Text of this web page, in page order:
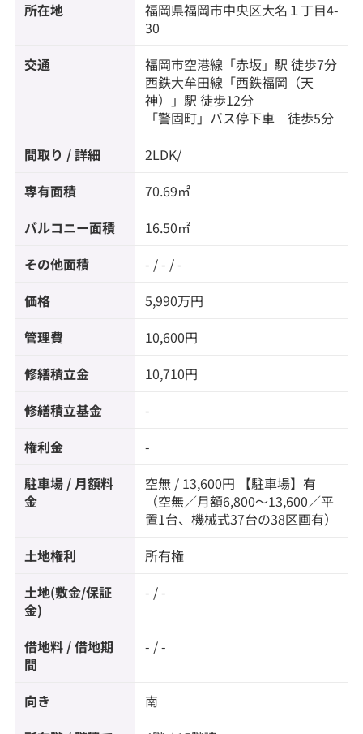
所在地 福岡県福岡市中央区大名 １丁目4-
30
交通 福岡市空港線 「赤坂」駅 徒歩7分
西鉄大牟田線 「西鉄福岡（天
神）
」駅 徒歩12分
「警固町」バス停下車 徒歩5分
間取り / 詳細 2LDK/
専有面積 70.69㎡
バルコニー面積 16.50㎡
その他面積 - / - / -
価格 5,990万円
管理費 10,600円
修繕積立金 10,710円
修繕積立基金 -
権利金 -
駐車場 / 月額料
金
空無 / 13,600円 【駐車場】有
（空無／月額6,800～13,600／平
置1台、機械式37台の38区画有）
土地権利 所有権
土地(敷金/保証
金)
- / -
借地料 / 借地期
間
- / -
向き 南